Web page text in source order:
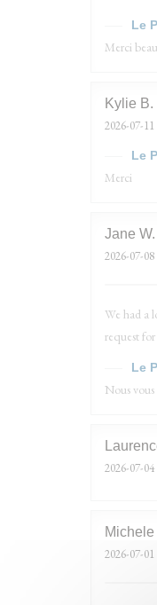
Le
Merci
Kylie B
2026-07-11
Le
Merci
Jane W
2026-07-08
We had a
request
Le
Nous
2026-07-04
Michele
2026-07-01